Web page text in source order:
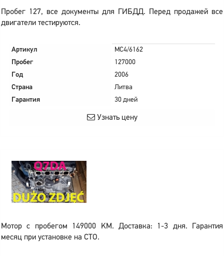
Пробег 127, все документы для ГИБДД. Перед продажей все
двигатели тестируются.
Артикул
MC4/6162
Пробег
127000
Год
2006
Страна
Литва
Гарантия
30 дней
Узнать цену
Мотор с пробегом 149000 KM. Доставка: 1-3 дня. Гарантия
месяц при установке на СТО.